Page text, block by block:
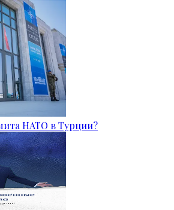
НАТО в Турции?